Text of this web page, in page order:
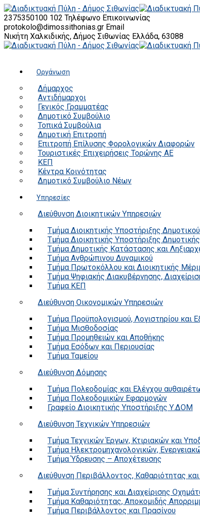
2375350100 102 Τηλέφωνο Επικοινωνίας
protokolo@dimossithonias.gr Email
Νικήτη Χαλκιδικής, Δήμος Σιθωνίας Ελλάδα, 63088
Οργάνωση
Δήμαρχος
Αντιδήμαρχοι
Γενικός Γραμματέας
Δημοτικό Συμβούλιο
Τοπικά Συμβούλια
Δημοτική Επιτροπή
Επιτροπή Επίλυσης Φορολογικών Διαφορών
Τουριστικές Επιχειρήσεις Τορώνης ΑΕ
ΚΕΠ
Κέντρα Κοινότητας
Δημοτικό Συμβούλιο Νέων
Υπηρεσίες
Διεύθυνση Διοικητικών Υπηρεσιών
Τμήμα Διοικητικής Υποστήριξης
Τμήμα Διοικητικής Υποστήριξης
Τμήμα Δημοτικής Κατάστασης και
Τμήμα Ανθρώπινου Δυναμικού
Τμήμα Πρωτοκόλλου και Διοικητικής
Τμήμα Ψηφιακής Διακυβέρνησης,
Τμήμα ΚΕΠ
Διεύθυνση Οικονομικών Υπηρεσιών
Τμήμα Προϋπολογισμού, Λογιστηρίου και
Τμήμα Μισθοδοσίας
Τμήμα Προμηθειών και Αποθήκης
Τμήμα Εσόδων και Περιουσίας
Τμήμα Ταμείου
Διεύθυνση Δόμησης
Τμήμα Πολεοδομίας και Ελέγχου
Τμήμα Πολεοδομικών Εφαρμογών
Γραφείο Διοικητικής Υποστήριξης Υ.ΔΟΜ
Διεύθυνση Τεχνικών Υπηρεσιών
Τμήμα Τεχνικών Έργων, Κτιριακών και
Τμήμα Ηλεκτρομηχανολογικών,
Τμήμα Ύδρευσης – Αποχέτευσης
Διεύθυνση Περιβάλλοντος, Καθαριότητας
Τμήμα Συντήρησης και Διαχείρισης
Τμήμα Καθαριότητας, Αποκομιδής
Τμήμα Περιβάλλοντος και Πρασίνου